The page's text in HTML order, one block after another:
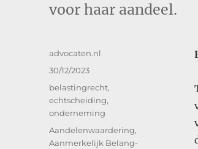
voor haar aandeel​​.
Auteur
advocaten.nl
Geplaatst
op
30/12/2023
Categorieën
belastingrecht,
echtscheiding,
onderneming
Tags
Aandelenwaardering,
Aanmerkelijk Belang-